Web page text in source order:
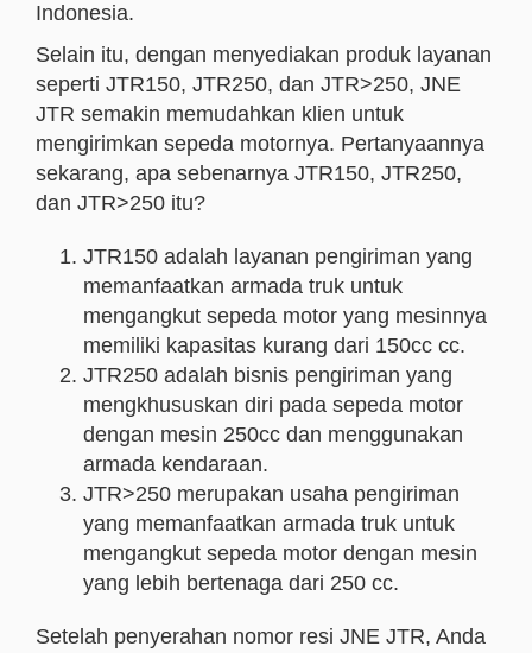
Indonesia.
Selain itu, dengan menyediakan produk layanan
seperti JTR150, JTR250, dan JTR>250, JNE
JTR semakin memudahkan klien untuk
mengirimkan sepeda motornya. Pertanyaannya
sekarang, apa sebenarnya JTR150, JTR250,
dan JTR>250 itu?
JTR150 adalah layanan pengiriman yang
memanfaatkan armada truk untuk
mengangkut sepeda motor yang mesinnya
memiliki kapasitas kurang dari 150cc cc.
JTR250 adalah bisnis pengiriman yang
mengkhususkan diri pada sepeda motor
dengan mesin 250cc dan menggunakan
armada kendaraan.
JTR>250 merupakan usaha pengiriman
yang memanfaatkan armada truk untuk
mengangkut sepeda motor dengan mesin
yang lebih bertenaga dari 250 cc.
Setelah penyerahan nomor resi JNE JTR, Anda